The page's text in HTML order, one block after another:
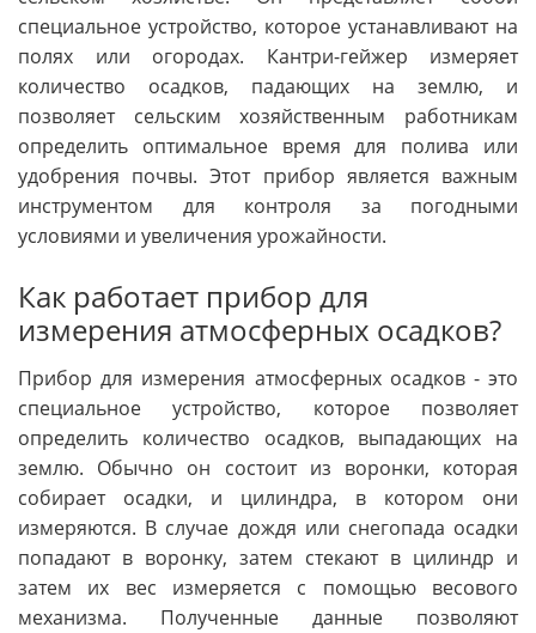
специальное устройство, которое устанавливают на
полях или огородах. Кантри-гейжер измеряет
количество осадков, падающих на землю, и
позволяет сельским хозяйственным работникам
определить оптимальное время для полива или
удобрения почвы. Этот прибор является важным
инструментом для контроля за погодными
условиями и увеличения урожайности.
Как работает прибор для
измерения атмосферных осадков?
Прибор для измерения атмосферных осадков - это
специальное устройство, которое позволяет
определить количество осадков, выпадающих на
землю. Обычно он состоит из воронки, которая
собирает осадки, и цилиндра, в котором они
измеряются. В случае дождя или снегопада осадки
попадают в воронку, затем стекают в цилиндр и
затем их вес измеряется с помощью весового
механизма. Полученные данные позволяют